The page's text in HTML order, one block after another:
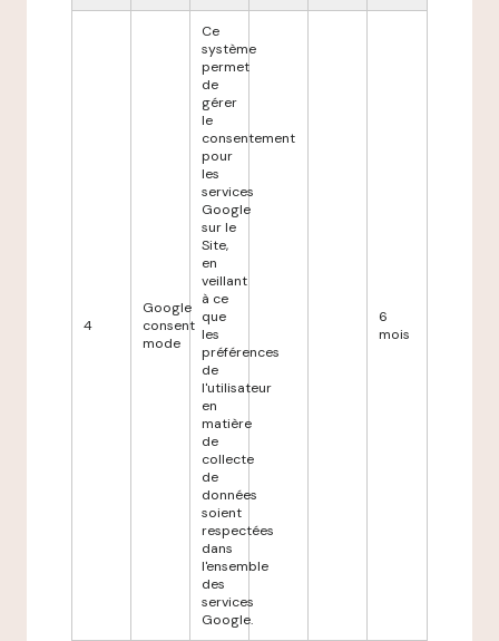
4
Google
consent
mode
Ce
système
permet
de
gérer
le
consentement
pour
les
services
Google
sur le
Site,
en
veillant
à ce
que
les
préférences
de
l'utilisateur
en
matière
de
collecte
de
données
soient
respectées
dans
l'ensemble
des
services
Google.
6
mois